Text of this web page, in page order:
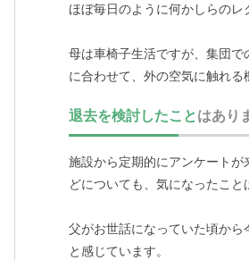
ほぼ毎日のように何かしらのレ
母は車椅子生活ですが、集団で
に合わせて、外の空気に触れ
い」とよく言っていました。
母も特に不満を言うことなく
えるのは嬉しいポイントです。
退去を検討したことはあり
施設から定期的にアンケート
どについても、気になったこと
父がお世話になっていた頃か
と感じています。